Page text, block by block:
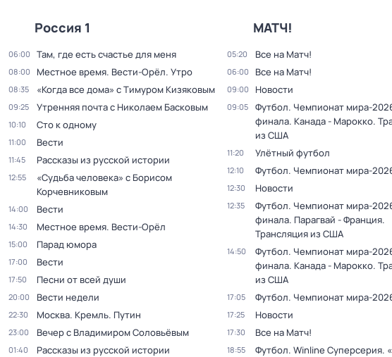
Россия 1
06:00 Там, где есть счастье для меня
08:00 Местное время. Вести-Орёл. Утро
08:35 «Когда все дома» с Тимуром Кизяковым
09:25 Утренняя почта с Николаем Басковым
10:10 Сто к одному
11:00 Вести
11:45 Рассказы из русской истории
12:55
«Судьба человека» с Борисом
Корчевниковым
14:00 Вести
14:30 Местное время. Вести-Орёл
15:00 Парад юмора
17:00 Вести
17:50 Песни от всей души
20:00 Вести недели
22:30 Москва. Кремль. Путин
23:00 Вечер с Владимиром Соловьёвым
01:40 Рассказы из русской истории
МАТЧ!
05:20 Все на Матч!
06:00 Все на Матч!
09:00 Новости
09:05
Футбол. Чемпионат мира-
финала. Канада - Марокко.
из США
11:20 Улётный футбол
12:10 Футбол. Чемпионат мира-
12:30 Новости
12:35
Футбол. Чемпионат мира-
финала. Парагвай - Франция.
Трансляция из США
14:50
Футбол. Чемпионат мира-
финала. Канада - Марокко.
из США
17:05 Футбол. Чемпионат мира-
17:25 Новости
17:30 Все на Матч!
18:55
Футбол. Winline Суперсерия.